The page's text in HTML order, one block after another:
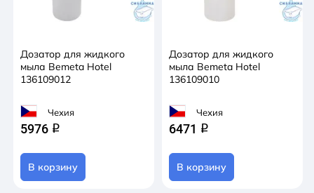
Дозатор для жидкого
мыла Bemeta Hotel
136109012
Чехия
5976 q
В корзину
Дозатор для жидкого
мыла Bemeta Hotel
136109010
Чехия
6471 q
В корзину